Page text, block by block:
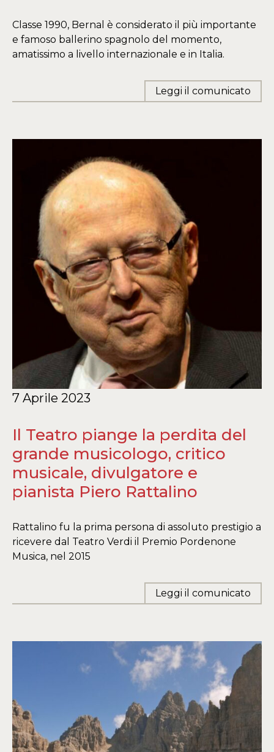
Classe 1990, Bernal è considerato il più importante
e famoso ballerino spagnolo del momento,
amatissimo a livello internazionale e in Italia.
Leggi il comunicato
7 Aprile 2023
Il Teatro piange la perdita del
grande musicologo, critico
musicale, divulgatore e
pianista Piero Rattalino
Rattalino fu la prima persona di assoluto prestigio a
ricevere dal Teatro Verdi il Premio Pordenone
Musica, nel 2015
Leggi il comunicato